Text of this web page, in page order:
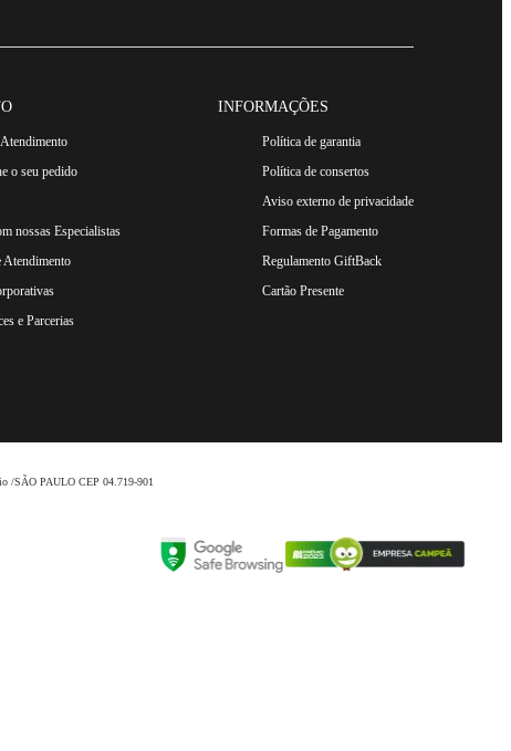
o seu pedido
nossas Especialistas
Atendimento
e Parcerias
INFORMAÇÕES
Política de garantia
Política de consertos
Aviso externo de privacidade
Formas de Pagamento
Regulamento GiftBack
Cartão Presente
/SÃO PAULO CEP 04.719-901